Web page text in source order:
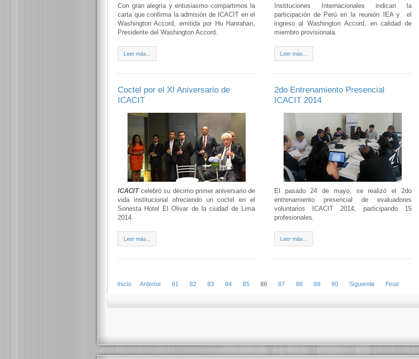
Con gran alegría y entusiasmo compartimos la
carta que confirma la admisión de ICACIT en el
Washington Accord, emitida por Hu Hanrahan,
Presidente del Washington Accord.
Leer más...
Instituciones Internacionales indican la
participación de Perú en la reunión IEA y el
ingreso al Washington Accord, en calidad de
miembro provisionala.
Leer más...
Coctel por el XI Aniversario de
ICACIT
ICACIT celebró su décimo primer aniversario de
vida institucional ofreciendo un coctel en el
Sonesta Hotel El Olivar de la ciudad de Lima
2014.
Leer más...
2do Entrenamiento Presencial
ICACIT 2014
El pasado 24 de mayo, se realizó el 2do
entrenamiento presencial de evaluadores
voluntarios ICACIT 2014, participando 15
profesionales.
Leer más...
Inicio Anterior 81 82 83 84 85 86 87 88 89 90 Siguiente Final